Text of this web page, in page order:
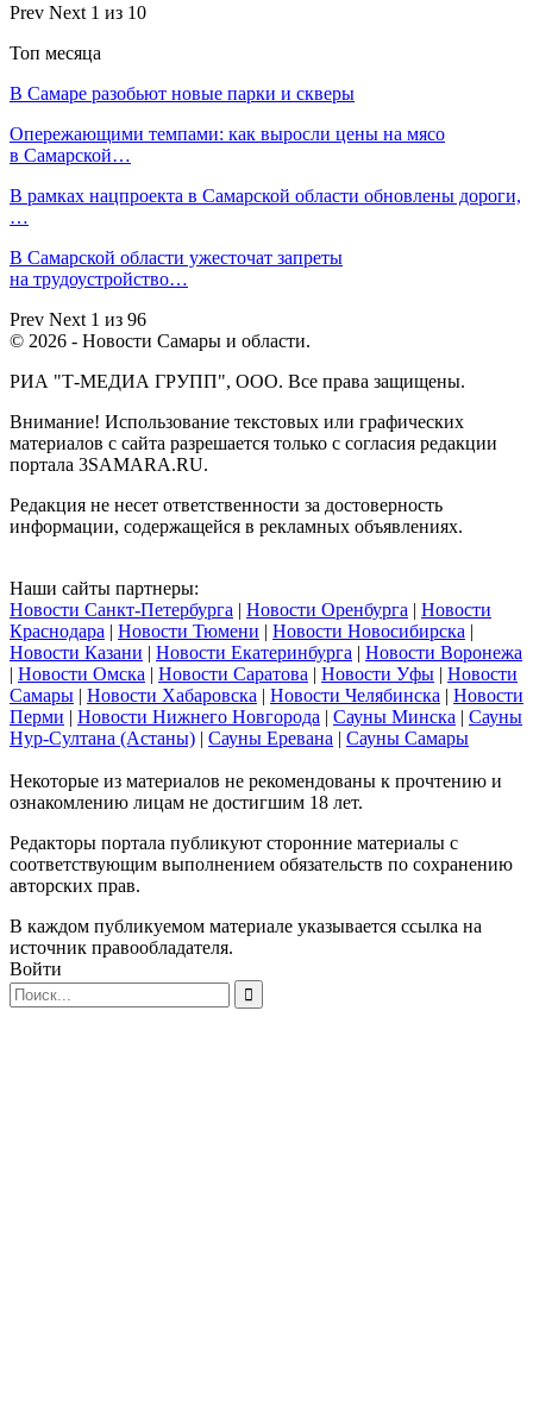
Prev Next 1 из 10
Топ месяца
В Самаре разобьют новые парки и скверы
Опережающими темпами: как выросли цены на мясо
в Самарской…
В рамках нацпроекта в Самарской области обновлены дороги,
…
В Самарской области ужесточат запреты
на трудоустройство…
Prev Next 1 из 96
© 2026 - Новости Самары и области.
РИА "Т-МЕДИА ГРУПП", ООО. Все права защищены.
Внимание! Использование текстовых или графических
материалов с сайта разрешается только c согласия редакции
портала 3SAMARA.RU.
Редакция не несет ответственности за достоверность
информации, содержащейся в рекламных объявлениях.
Наши сайты партнеры:
Новости Санкт-Петербурга | Новости Оренбурга | Новости
Краснодара | Новости Тюмени | Новости Новосибирска |
Новости Казани | Новости Екатеринбурга | Новости Воронежа
| Новости Омска | Новости Саратова | Новости Уфы | Новости
Самары | Новости Хабаровска | Новости Челябинска | Новости
Перми | Новости Нижнего Новгорода | Сауны Минска | Сауны
Нур-Султана (Астаны) | Сауны Еревана | Сауны Самары
Некоторые из материалов не рекомендованы к прочтению и
ознакомлению лицам не достигшим 18 лет.
Редакторы портала публикуют сторонние материалы с
соответствующим выполнением обязательств по сохранению
авторских прав.
В каждом публикуемом материале указывается ссылка на
источник правообладателя.
Войти